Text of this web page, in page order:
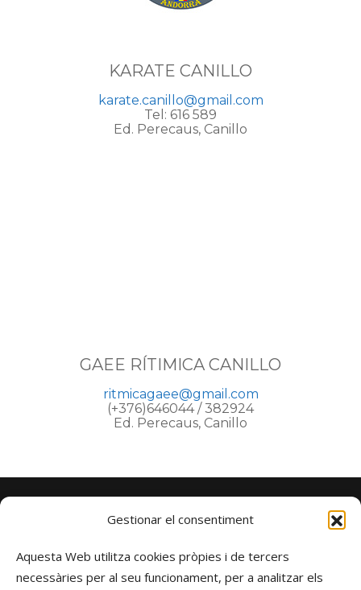
Gestionar el consentiment
Aquesta Web utilitza cookies pròpies i de tercers
necessàries per al seu funcionament, per a analitzar els
KARATE CANILLO
karate.canillo@gmail.com
Tel: 616 589
Ed. Perecaus, Canillo
GAEE RÍTIMICA CANILLO
ritmicagaee@gmail.com
(+376)646044 / 382924
Ed. Perecaus, Canillo